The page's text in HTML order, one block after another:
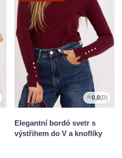
0,0(0)
Elegantní bordó svetr s
výstřihem do V a knoflíky